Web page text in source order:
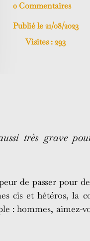
0 Commentaires
Publié le 21/08/2023
Visites :293
très grave
de passer pour
cis et hétéros, la
: hommes, aimez-